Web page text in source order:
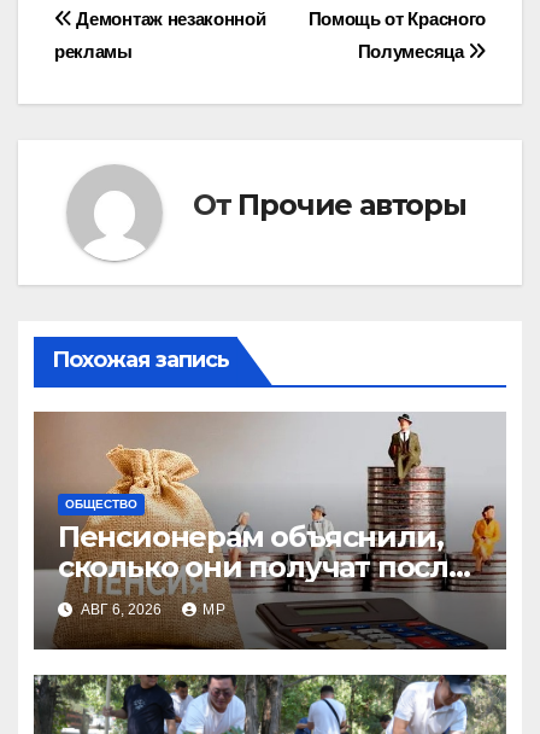
Навигация
по
Помощь от Красного
Полумесяца
Демонтаж незаконной
рекламы
От Прочие авторы
Похожая запись
ОБЩЕСТВО
Пенсионерам объяснили,
сколько они получат после
индексации
АВГ 6, 2026 MP